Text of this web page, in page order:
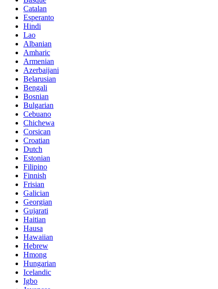
Catalan
Esperanto
Hindi
Lao
Albanian
Amharic
Armenian
Azerbaijani
Belarusian
Bengali
Bosnian
Bulgarian
Cebuano
Chichewa
Corsican
Croatian
Dutch
Estonian
Filipino
Finnish
Frisian
Galician
Georgian
Gujarati
Haitian
Hausa
Hawaiian
Hebrew
Hmong
Hungarian
Icelandic
Igbo